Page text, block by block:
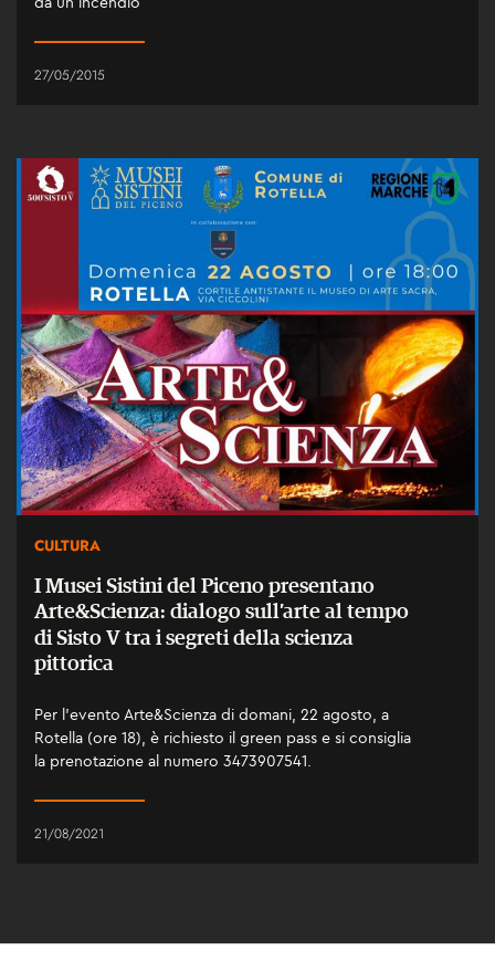
27/05/2015
CULTURA
I Musei Sistini del Piceno presentano
Arte&Scienza: dialogo sull’arte al tempo
di Sisto V tra i segreti della scienza
pittorica
Per l’evento Arte&Scienza di domani, 22 agosto, a
Rotella (ore 18), è richiesto il green pass e si consiglia
la prenotazione al numero 3473907541.
21/08/2021